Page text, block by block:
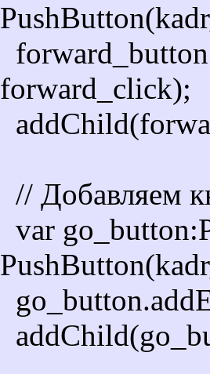
forward_click);
// Добавляем
var